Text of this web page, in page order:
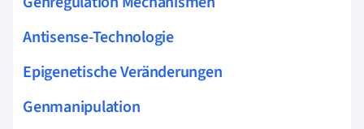
Antisense-Technologie
Epigenetische Veränderungen
Genmanipulation